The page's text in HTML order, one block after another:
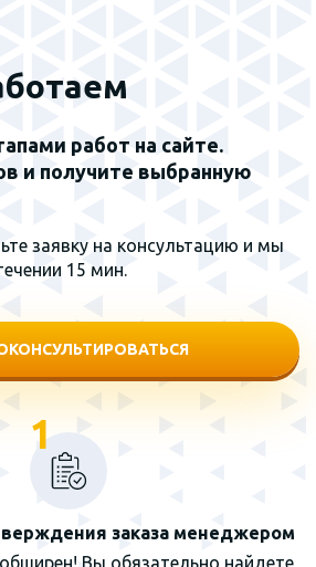
работ на сайте.
и получите выбранную
заявку на консультацию и мы
15 мин.
1
заказа менеджером
Вы обязательно найдете